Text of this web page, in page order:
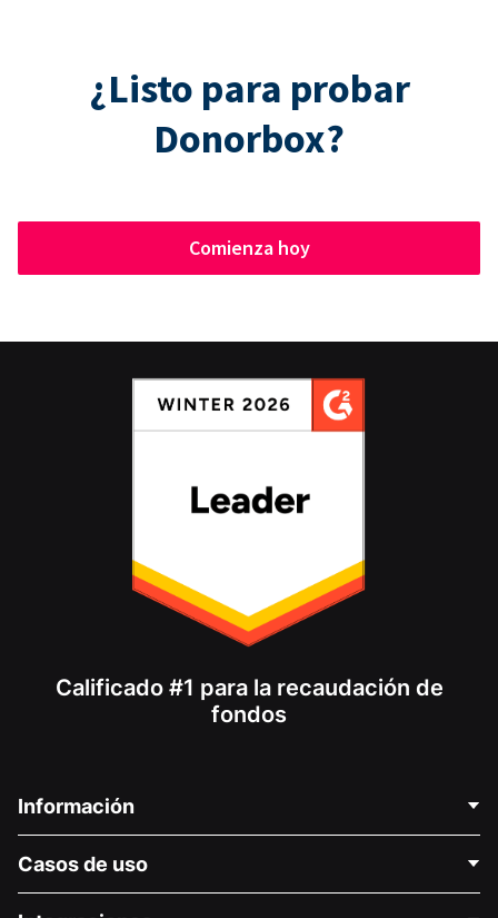
¿Listo para probar
Donorbox?
Comienza hoy
Calificado #1 para la recaudación de
fondos
Información
Acerca de nosotros
Casos de uso